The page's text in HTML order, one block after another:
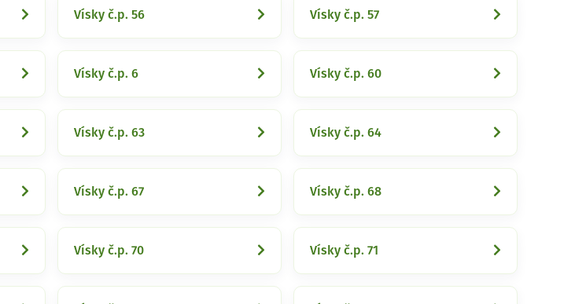
Vísky č.p. 56 Vísky č.p. 57
Vísky č.p. 6 Vísky č.p. 60
Vísky č.p. 63 Vísky č.p. 64
Vísky č.p. 67 Vísky č.p. 68
Vísky č.p. 70 Vísky č.p. 71